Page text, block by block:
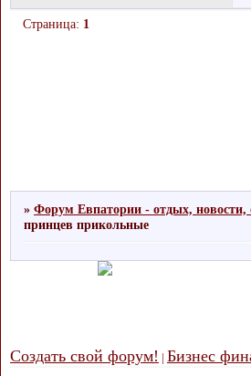
Страница: 1
»Форум Евпатории - отдых,
принцев прикольные
Создать свой форум! | Бизнес